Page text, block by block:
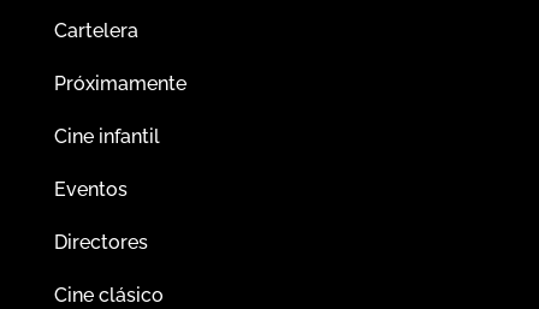
Cartelera
Próximamente
Cine infantil
Eventos
Directores
Cine clásico